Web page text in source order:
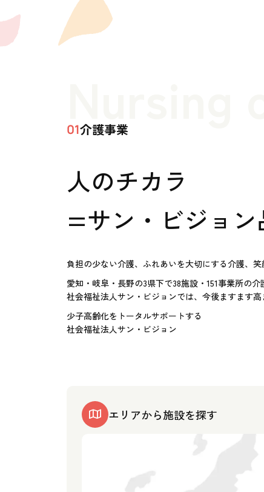
01介護事業
人のチカラ
=サン・ビジョン
負担の少ない介護、ふれあいを大切にする介護、笑
愛知・岐阜・長野の3県下で38施設・151事業所の
社会福祉法人サン・ビジョンでは、今後ますます
少子高齢化をトータルサポートする
社会福祉法人サン・ビジョン
エリアから施設を探す